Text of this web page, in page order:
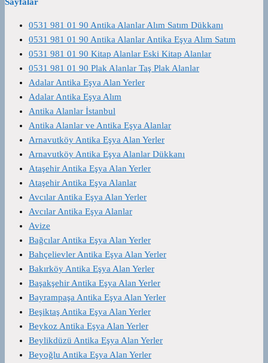
0531 981 01 90 Antika Alanlar Alım Satım Dükkanı
0531 981 01 90 Antika Alanlar Antika Eşya Alım Satım
0531 981 01 90 Kitap Alanlar Eski Kitap Alanlar
0531 981 01 90 Plak Alanlar Taş Plak Alanlar
Adalar Antika Eşya Alan Yerler
Adalar Antika Eşya Alım
Antika Alanlar İstanbul
Antika Alanlar ve Antika Eşya Alanlar
Arnavutköy Antika Eşya Alan Yerler
Arnavutköy Antika Eşya Alanlar Dükkanı
Ataşehir Antika Eşya Alan Yerler
Ataşehir Antika Eşya Alanlar
Avcılar Antika Eşya Alan Yerler
Avcılar Antika Eşya Alanlar
Avize
Bağcılar Antika Eşya Alan Yerler
Bahçelievler Antika Eşya Alan Yerler
Bakırköy Antika Eşya Alan Yerler
Başakşehir Antika Eşya Alan Yerler
Bayrampaşa Antika Eşya Alan Yerler
Beşiktaş Antika Eşya Alan Yerler
Beykoz Antika Eşya Alan Yerler
Beylikdüzü Antika Eşya Alan Yerler
Beyoğlu Antika Eşya Alan Yerler